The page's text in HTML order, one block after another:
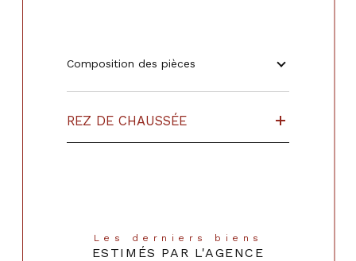
Composition des pièces
REZ DE CHAUSSÉE
Les derniers biens
ESTIMÉS PAR L'AGENCE